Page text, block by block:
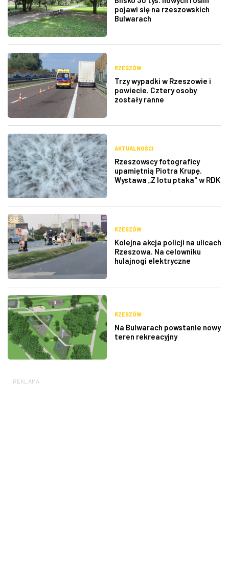
pojawi się na rzeszowskich
Bulwarach
RZESZÓW
Trzy wypadki w Rzeszowie i
powiecie. Cztery osoby
zostały ranne
AKTUALNOŚCI
Rzeszowscy fotograficy
upamiętnią Piotra Krupę.
Wystawa „Z lotu ptaka" w RDK
RZESZÓW
Kolejna akcja policji na ulicach
Rzeszowa. Na celowniku
hulajnogi elektryczne
RZESZÓW
Na Bulwarach powstanie nowy
teren rekreacyjny
REKLAMA